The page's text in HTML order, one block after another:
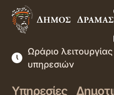
Ωράριο
υπηρεσιών
Υπηρεσίες